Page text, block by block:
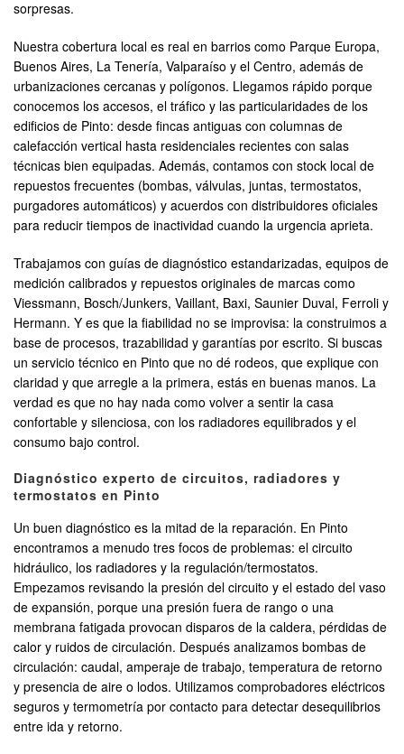
sorpresas.
Nuestra cobertura local es real en barrios como Parque Europa,
Buenos Aires, La Tenería, Valparaíso y el Centro, además de
urbanizaciones cercanas y polígonos. Llegamos rápido porque
conocemos los accesos, el tráfico y las particularidades de los
edificios de Pinto: desde fincas antiguas con columnas de
calefacción vertical hasta residenciales recientes con salas
técnicas bien equipadas. Además, contamos con stock local de
repuestos frecuentes (bombas, válvulas, juntas, termostatos,
purgadores automáticos) y acuerdos con distribuidores oficiales
para reducir tiempos de inactividad cuando la urgencia aprieta.
Trabajamos con guías de diagnóstico estandarizadas, equipos de
medición calibrados y repuestos originales de marcas como
Viessmann, Bosch/Junkers, Vaillant, Baxi, Saunier Duval, Ferroli y
Hermann. Y es que la fiabilidad no se improvisa: la construimos a
base de procesos, trazabilidad y garantías por escrito. Si buscas
un servicio técnico en Pinto que no dé rodeos, que explique con
claridad y que arregle a la primera, estás en buenas manos. La
verdad es que no hay nada como volver a sentir la casa
confortable y silenciosa, con los radiadores equilibrados y el
consumo bajo control.
Diagnóstico experto de circuitos, radiadores y
termostatos en Pinto
Un buen diagnóstico es la mitad de la reparación. En Pinto
encontramos a menudo tres focos de problemas: el circuito
hidráulico, los radiadores y la regulación/termostatos.
Empezamos revisando la presión del circuito y el estado del vaso
de expansión, porque una presión fuera de rango o una
membrana fatigada provocan disparos de la caldera, pérdidas de
calor y ruidos de circulación. Después analizamos bombas de
circulación: caudal, amperaje de trabajo, temperatura de retorno
y presencia de aire o lodos. Utilizamos comprobadores eléctricos
seguros y termometría por contacto para detectar desequilibrios
entre ida y retorno.